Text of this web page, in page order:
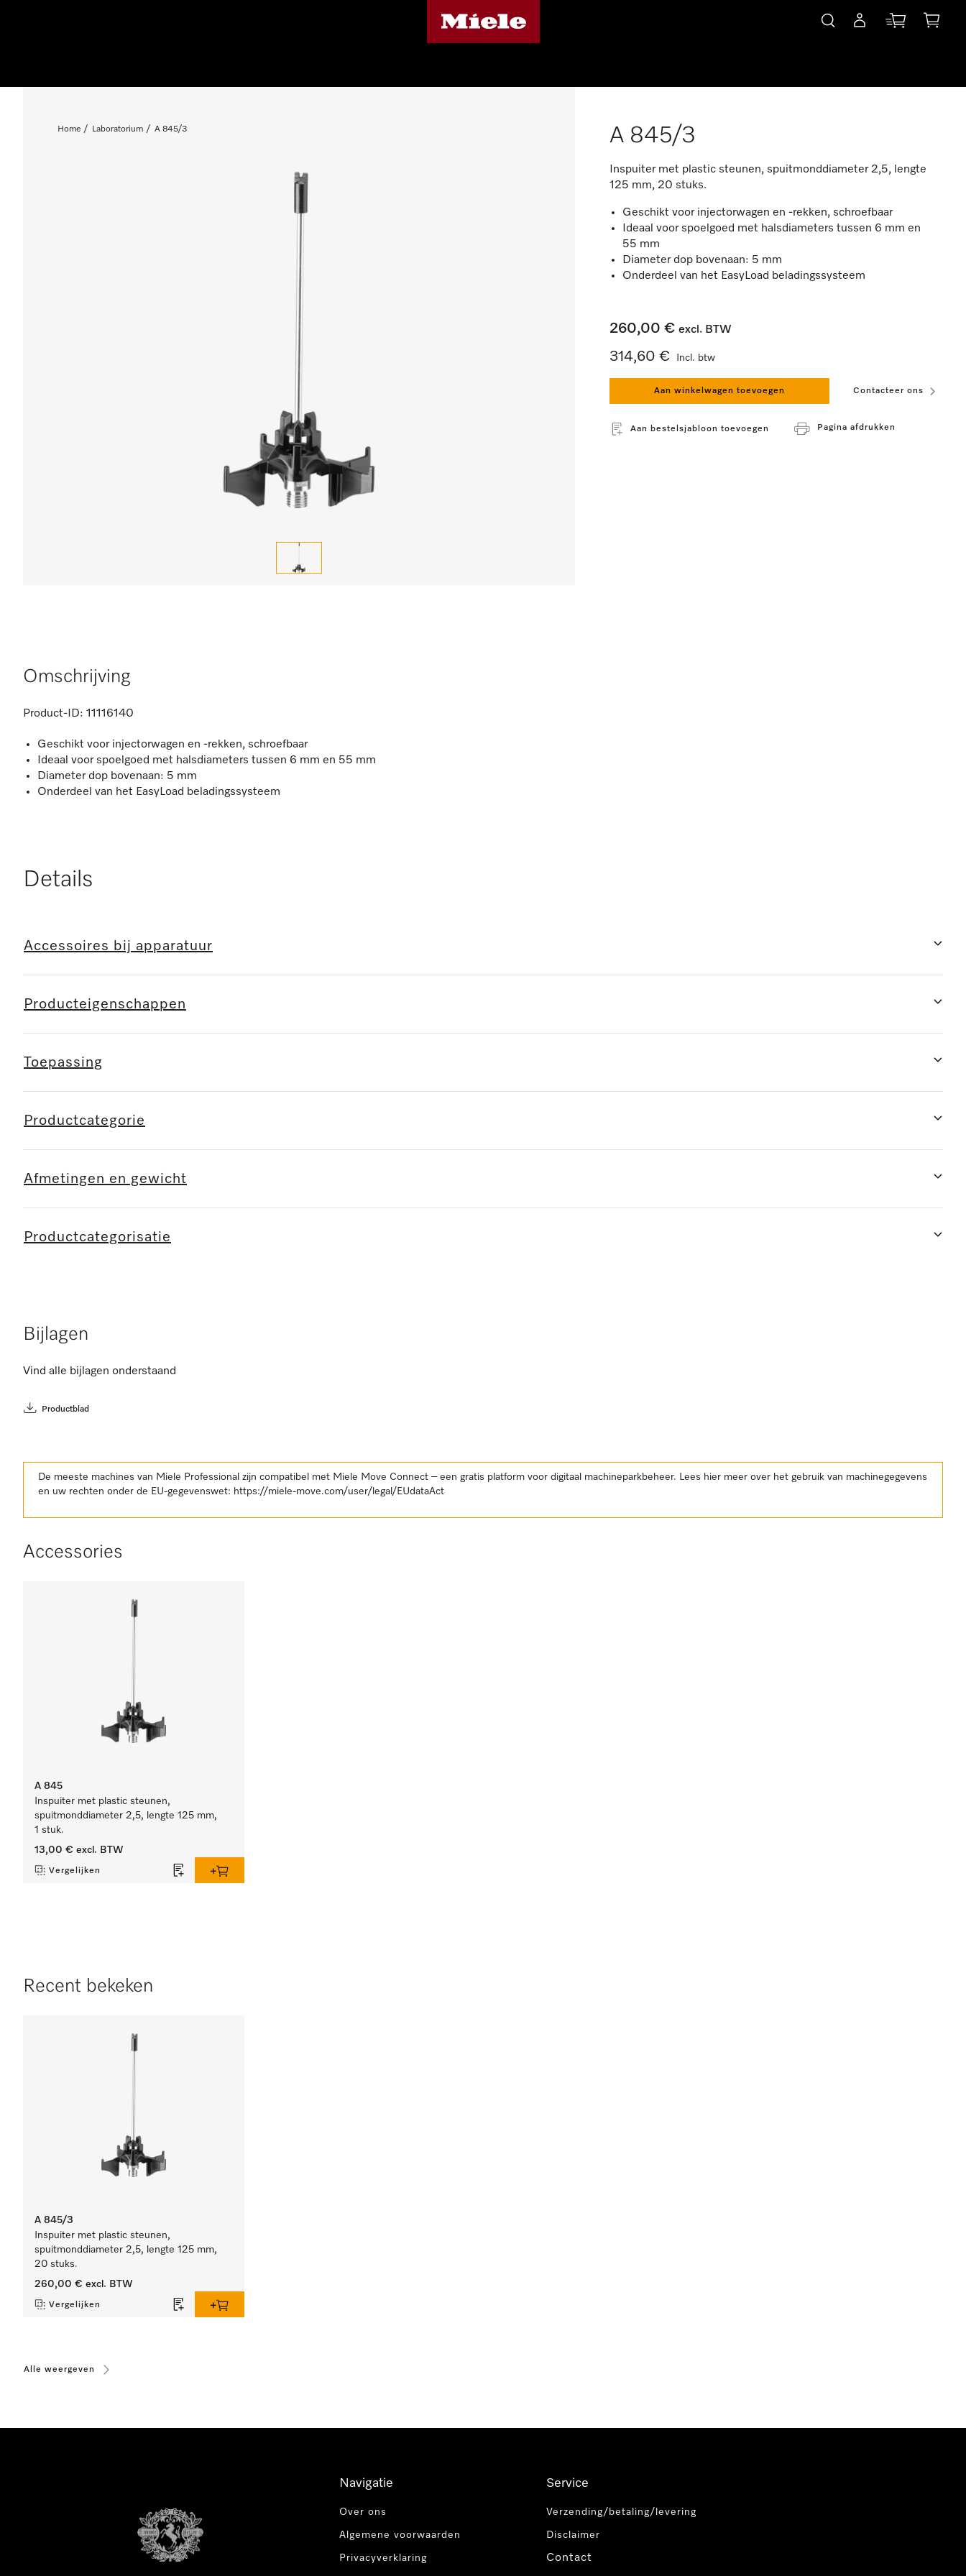
Home Laboratorium A 845/3 A 845/3
Inspuiter met plastic steunen, spuitmonddiameter 2,5, lengte
125 mm, 20 stuks.
Geschikt voor injectorwagen en -rekken, schroefbaar
Ideaal voor spoelgoed met halsdiameters tussen 6 mm en
55 mm
Diameter dop bovenaan: 5 mm
Onderdeel van het EasyLoad beladingssysteem
260,00 € excl. BTW
314,60 € Incl. btw
Aan winkelwagen toevoegen Contacteer ons
Aan bestelsjabloon toevoegen Pagina afdrukken
Omschrijving
Product-ID: 11116140
Geschikt voor injectorwagen en -rekken, schroefbaar
Ideaal voor spoelgoed met halsdiameters tussen 6 mm en 55 mm
Diameter dop bovenaan: 5 mm
Onderdeel van het EasyLoad beladingssysteem
Details
Accessoires bij apparatuur
Producteigenschappen
Toepassing
Productcategorie
Afmetingen en gewicht
Productcategorisatie
Bijlagen
Vind alle bijlagen onderstaand
Productblad
De meeste machines van Miele Professional zijn compatibel met Miele Move Connect – een gratis platform voor digitaal machineparkbeheer. Lees hier meer over het gebruik van machinegegevens
en uw rechten onder de EU-gegevenswet: https://miele-move.com/user/legal/EUdataAct
Accessories
A 845
Inspuiter met plastic steunen,
spuitmonddiameter 2,5, lengte 125 mm,
1 stuk.
13,00 € excl. BTW
Vergelijken
Recent bekeken
A 845/3
Inspuiter met plastic steunen,
spuitmonddiameter 2,5, lengte 125 mm,
20 stuks.
260,00 € excl. BTW
Vergelijken
Alle weergeven
Navigatie
Over ons
Algemene voorwaarden
Privacyverklaring
Service
Verzending/betaling/levering
Disclaimer
Contact